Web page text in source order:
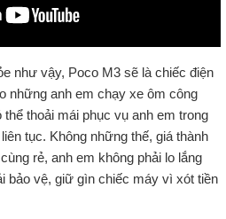
như vậy, Poco M3 sẽ là chiếc điện
những anh em chạy xe ôm công
thoải mái phục vụ anh em trong
tục. Không những thế, giá thành
rẻ, anh em không phải lo lắng
bảo vệ, giữ gìn chiếc máy vì xót tiền